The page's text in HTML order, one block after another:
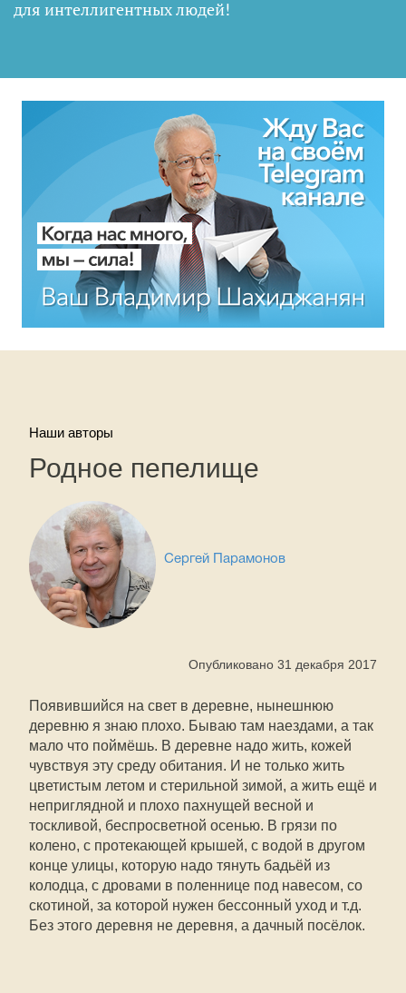
для интеллигентных людей!
Наши авторы
Родное пепелище
Сергей Парамонов
Опубликовано 31 декабря 2017
Появившийся на свет в деревне, нынешнюю
деревню я знаю плохо. Бываю там наездами, а так
мало что поймёшь. В деревне надо жить, кожей
чувствуя эту среду обитания. И не только жить
цветистым летом и стерильной зимой, а жить ещё и
неприглядной и плохо пахнущей весной и
тоскливой, беспросветной осенью. В грязи по
колено, с протекающей крышей, с водой в другом
конце улицы, которую надо тянуть бадьёй из
колодца, с дровами в поленнице под навесом, со
скотиной, за которой нужен бессонный уход и т.д.
Без этого деревня не деревня, а дачный посёлок.